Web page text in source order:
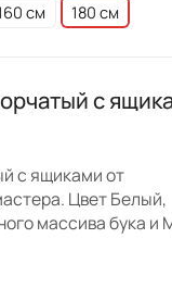
см 180 см
с
с ящиками от
Цвет Белый,
массива бука и